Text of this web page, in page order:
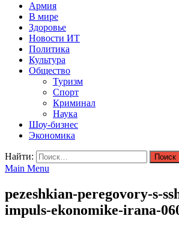
Армия
В мире
Здоровье
Новости ИТ
Политика
Культура
Общество
Туризм
Спорт
Криминал
Наука
Шоу-бизнес
Экономика
Найти:
Main Menu
pezeshkian-peregovory-s-
impuls-ekonomike-irana-